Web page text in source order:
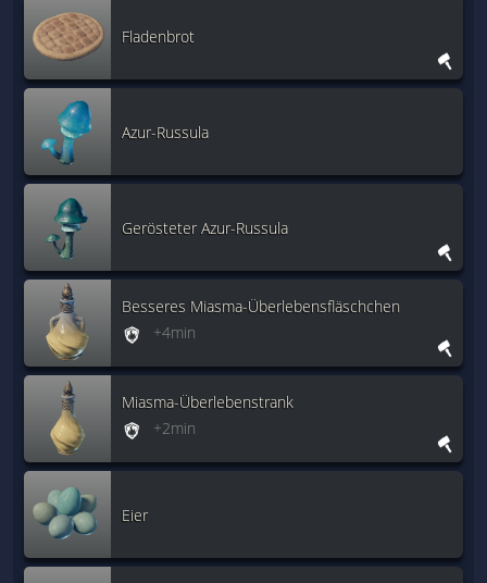
Fladenbrot
Azur-Russula
Gerösteter Azur-Russula
Besseres Miasma-Überlebensfläschchen
+4min
Miasma-Überlebenstrank
+2min
Eier